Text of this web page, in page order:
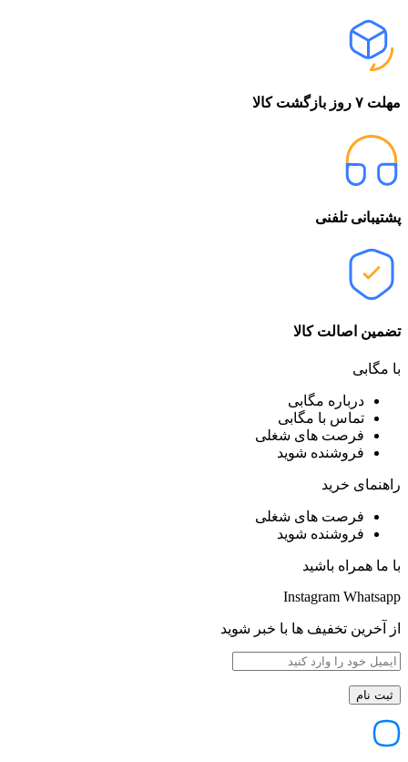
مهلت ۷ روز بازگشت کالا
پشتیبانی تلفنی
تضمین اصالت کالا
با مگابی
درباره مگابی
تماس با مگابی
فرصت های شغلی
فروشنده شوید
راهنمای خرید
فرصت های شغلی
فروشنده شوید
با ما همراه باشید
Instagram Whatsapp
از آخرین تخفیف ها با خبر شوید